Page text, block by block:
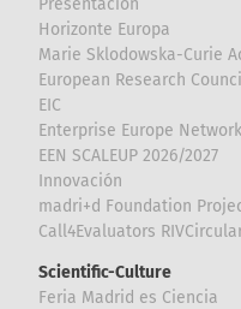
Presentación
Horizonte Europa
Marie Sklodowska-Curie
European Research
EIC
Enterprise Europe Network
EEN SCALEUP 2026/2027
Innovación
madri+d Foundation
Call4Evaluators
Scientific-Culture
Feria Madrid es Ciencia